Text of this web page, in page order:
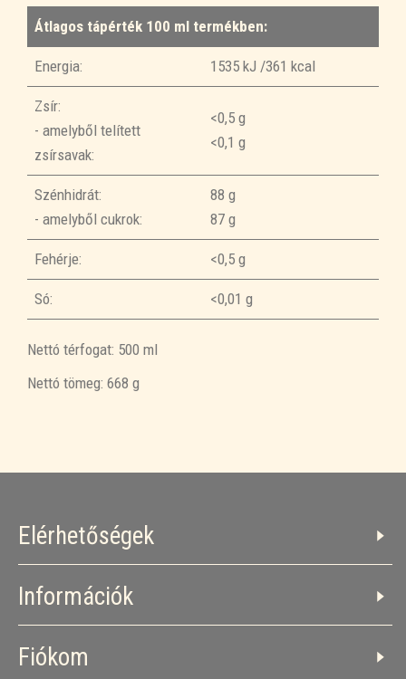
Átlagos tápérték 100 ml termékben:
Energia: 1535 kJ /361 kcal
Zsír:
- amelyből telített
zsírsavak:
<0,5 g
<0,1 g
Szénhidrát:
- amelyből cukrok:
88 g
87 g
Fehérje: <0,5 g
Só: <0,01 g
Nettó térfogat: 500 ml
Nettó tömeg: 668 g
Elérhetőségek
Információk
Fiókom